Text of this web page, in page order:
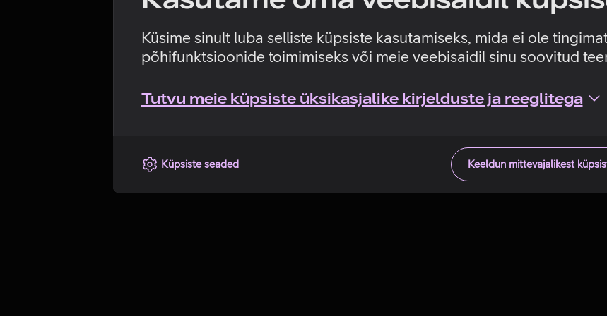
Küsime sinult luba selliste küpsiste kasutamiseks, mida ei ole
põhifunktsioonide toimimiseks või meie veebisaidil sinu soovitud
Tutvu meie küpsiste üksikasjalike kirjelduste ja reeglitega
Keeldun mittevajalikest
Küpsiste seaded